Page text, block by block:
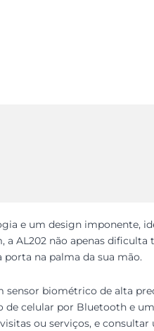
e um design imponente,
AL202 não apenas
na palma da sua mão.
biométrico de alta
celular por Bluetooth e
ou serviços, e